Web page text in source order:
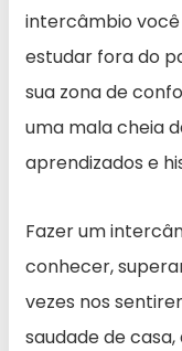
intercâmbio
estudar fora do
sua zona de
uma mala cheia
aprendizados e
Fazer um
conhecer,
vezes nos
saudade de